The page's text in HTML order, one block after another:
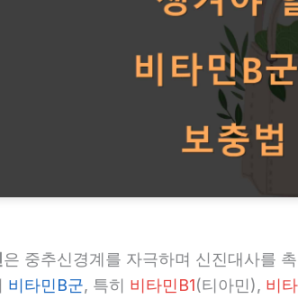
은 중추신경계를 자극하며 신진대사를
비타민B군, 특히 비타민B1(티아민), 비